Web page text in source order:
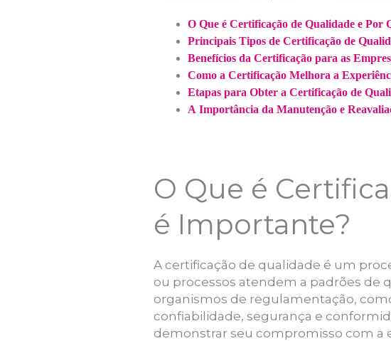
O Que é Certificação de Qualidade e Por
Principais Tipos de Certificação de
Benefícios da Certificação para as
Como a Certificação Melhora a
Etapas para Obter a Certificação de
A Importância da Manutenção e
O Que é
é Importante?
A certificação de qualidade é um
ou processos atendem a padrões de
organismos de regulamentação,
confiabilidade, segurança e
demonstrar seu compromisso com a